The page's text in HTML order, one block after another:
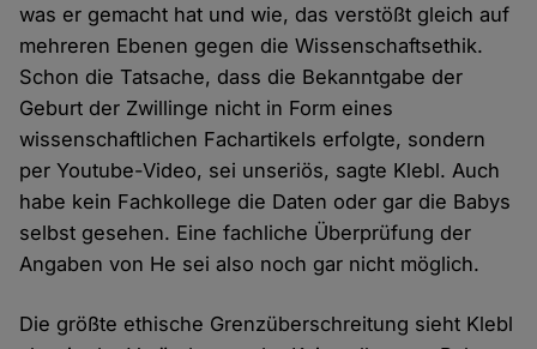
was er gemacht hat und wie, das verstößt gleich auf
mehreren Ebenen gegen die Wissenschaftsethik.
Schon die Tatsache, dass die Bekanntgabe der
Geburt der Zwillinge nicht in Form eines
wissenschaftlichen Fachartikels erfolgte, sondern
per Youtube-Video, sei unseriös, sagte Klebl. Auch
habe kein Fachkollege die Daten oder gar die Babys
selbst gesehen. Eine fachliche Überprüfung der
Angaben von He sei also noch gar nicht möglich.
Die größte ethische Grenzüberschreitung sieht Klebl